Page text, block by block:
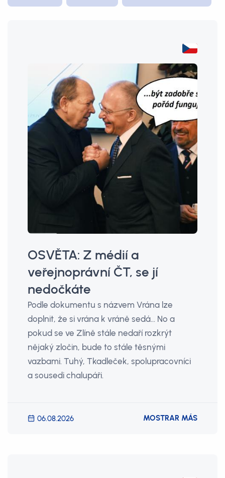
OSVĚTA: Z médií a
veřejnoprávní ČT, se jí
nedočkáte
Podle dokumentu s názvem Vrána lze
doplnit, že si vrána k vráně sedá... No a
pokud se ve Zlíně stále nedaří rozkrýt
nějaký zločin, bude to stále těsnými
vazbami. Tuhý, Tkadleček, spolupracovníci
a sousedi chalupáři.
06.08.2026 MOSTRAR MÁS